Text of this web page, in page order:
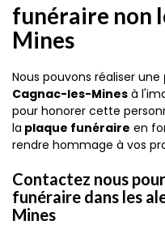
funéraire non
Mines
Nous pouvons réaliser une
Cagnac-les-Mines à
pour honorer cette
la plaque funéraire en
rendre hommage à vos
Contactez nous
funéraire dans les
Mines